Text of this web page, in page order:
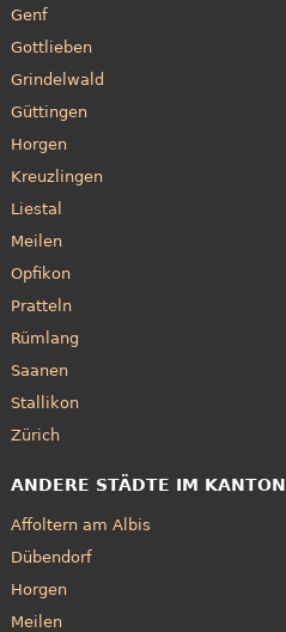
Genf
Gottlieben
Grindelwald
Güttingen
Horgen
Kreuzlingen
Liestal
Meilen
Opfikon
Pratteln
Rümlang
Saanen
Stallikon
Zürich
ANDERE STÄDTE IM KANTON
Affoltern am Albis
Dübendorf
Horgen
Meilen